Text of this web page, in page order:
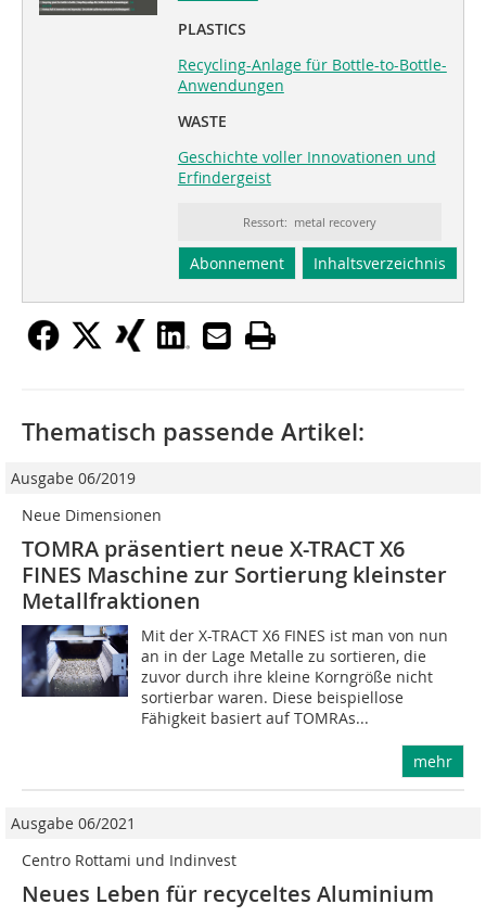
PLASTICS
Recycling-Anlage für Bottle-to-Bottle-
Anwendungen
WASTE
Geschichte voller Innovationen und
Erfindergeist
Ressort: metal recovery
Abonnement Inhaltsverzeichnis
Thematisch passende Artikel:
Ausgabe 06/2019
Neue Dimensionen
TOMRA präsentiert neue X-TRACT X6
FINES Maschine zur Sortierung kleinster
Metallfraktionen
Mit der X-TRACT X6 FINES ist man von nun
an in der Lage Metalle zu sortieren, die
zuvor durch ihre kleine Korngröße nicht
sortierbar waren. Diese beispiellose
Fähigkeit basiert auf TOMRAs...
mehr
Ausgabe 06/2021
Centro Rottami und Indinvest
Neues Leben für recyceltes Aluminium